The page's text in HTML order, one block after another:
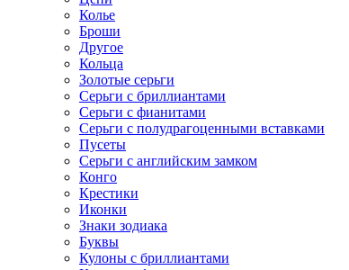
Колье
Броши
Другое
Кольца
Золотые серьги
Серьги с бриллиантами
Серьги с фианитами
Серьги с полудрагоценными вставками
Пусеты
Серьги с английским замком
Конго
Крестики
Иконки
Знаки зодиака
Буквы
Кулоны с бриллиантами